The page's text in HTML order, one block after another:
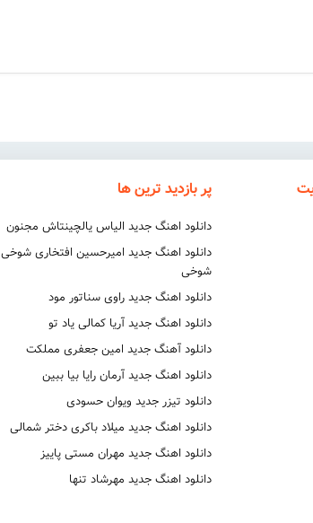
پر بازدید ترین ها
دانلود اهنگ جدید الیاس یالچینتاش مجنون
دانلود اهنگ جدید امیرحسین افتخاری شوخی
شوخی
دانلود اهنگ جدید راوی سناتور مود
دانلود اهنگ جدید آریا کمالی یاد تو
دانلود آهنگ جدید امین جعفری مملکت
دانلود اهنگ جدید آرمان رایا بیا ببین
دانلود تیزر جدید ویوان حسودی
دانلود اهنگ جدید میلاد باکری دختر شمالی
دانلود اهنگ جدید مهران مستی پاییز
دانلود اهنگ جدید مهرشاد تنها